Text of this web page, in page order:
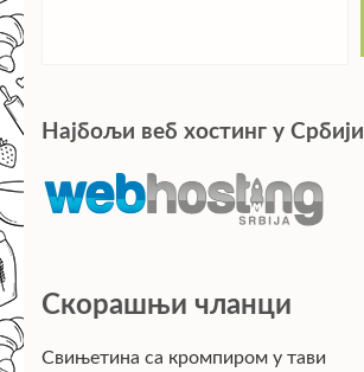
Најбољи веб хостинг у Србији
Скорашњи чланци
Свињетина са кромпиром у тави